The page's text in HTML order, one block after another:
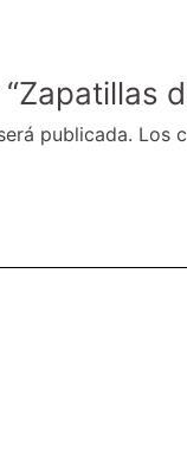
publicada. Los